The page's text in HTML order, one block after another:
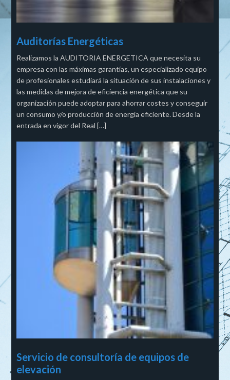
Auditorías Energéticas
Realizamos la AUDITORIA ENERGETICA que necesita su
empresa con las máximas garantías, un especializado equipo
de profesionales estudiará la situación de sus instalaciones y
las medidas de mejora de eficiencia energética que su
organización puede adoptar para ahorrar costes y conseguir
un consumo y/o producción de energía eficiente. Desde la
entrada en vigor del Real […]
Servicio de consultoría de equipos de
elevación